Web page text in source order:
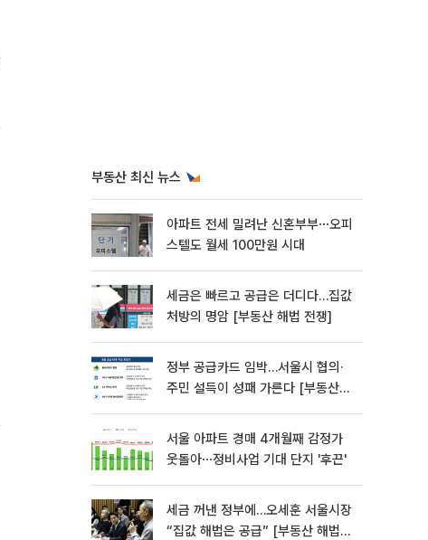
부동산 최신 뉴스
아파트 전세 밀려난 신혼부부⋯오피
스텔도 월세 100만원 시대
세금은 빠르고 공급은 더디다…집값
처방의 명암 [부동산 해법 전쟁]
정부 공급카드 임박…서울시 협의·
주민 설득이 성패 가른다 [부동산
서울 아파트 경매 4개월째 감정가
웃돌아⋯정비사업 기대 단지 '후끈'
세금 꺼낸 정부에…오세훈 서울시장
“집값 해법은 공급” [부동산 해법